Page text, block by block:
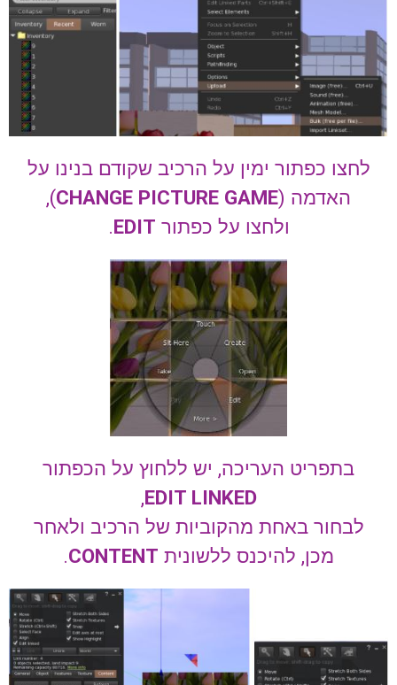
לחצו כפתור ימין על הרכיב שקודם בנינו על
האדמה (CHANGE PICTURE GAME
),
ולחצו על כפתור EDIT
.
בתפריט העריכה, יש ללחוץ על הכפתור
EDIT LINKED
,
לבחור באחת מהקוביות של הרכיב ולאחר
מכן, להיכנס ללשונית CONTENT
.